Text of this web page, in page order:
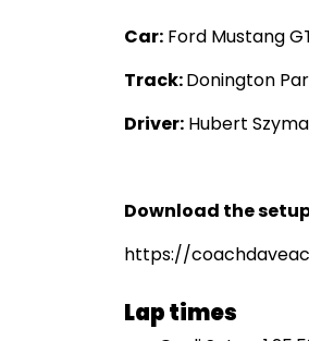
Car: Ford Mustang
Track:Donington
Driver: Hubert
Download the
https://
Lap times